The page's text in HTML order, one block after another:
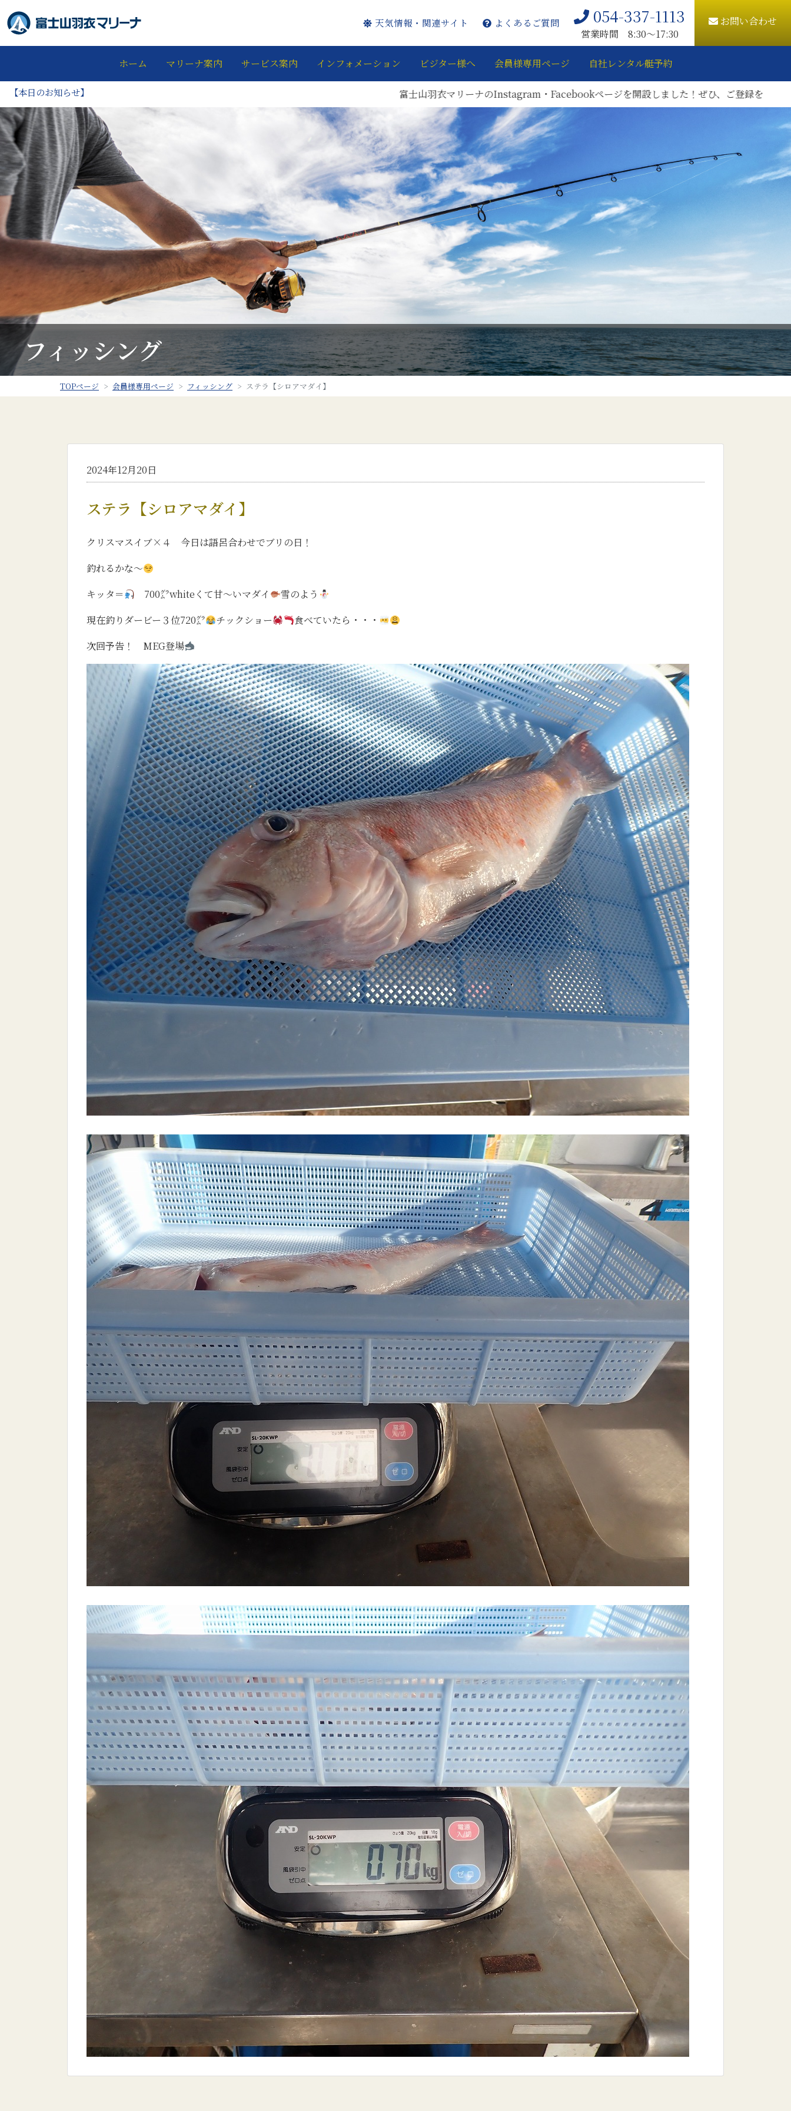
天気情報・関連サイト よくあるご質問 054-337-1113
営業時間 8:30〜17:30
お問い合わせ
ホーム マリーナ案内 サービス案内 インフォメーション ビジター様へ 会員様専用ページ 自社レンタル艇予約
【本日のお知らせ】 富士山羽衣マリーナのInstagram・Facebookページを開設しました！ぜひ、ご登録をお願いいたします。
フィッシング
TOPページ 会員様専用ページ フィッシング ステラ【シロアマダイ】
2024年12月20日
ステラ【シロアマダイ】
クリスマスイブ×４ 今日は語呂合わせでブリの日！
釣れるかな～
キッタ＝
700㌘whiteくて甘～いマダイ
雪のよう
現在釣りダービー３位720㌘
チックショー
食べていたら・・・
次回予告！ MEG登場